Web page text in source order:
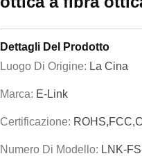
Dettagli Del Prodotto
Luogo Di Origine: La Cina
Marca: E-Link
Certificazione:
Numero Di Modello: LNK-